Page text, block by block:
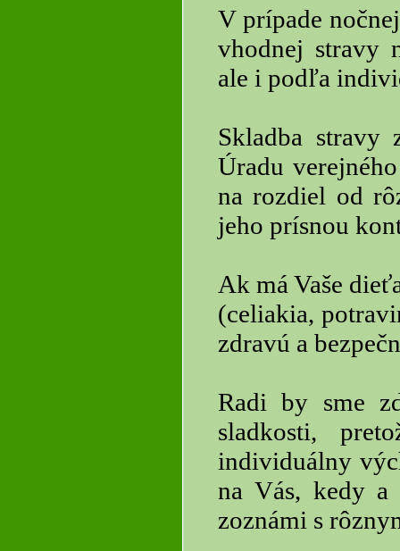
V prípade
vhodnej stravy
ale i podľa
Skladba stravy
Úradu
na rozdiel od
jeho prísnou
Ak má Vaše
(celiakia,
zdravú a
Radi by sme
sladkosti,
individuálny
na Vás, kedy a
zoznámi s